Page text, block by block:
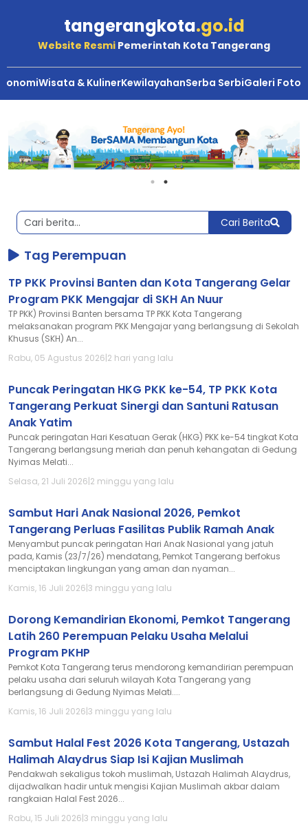
tangerangkota.go.id
Website Resmi Pemerintah Kota Tangerang
Wisata & KulinerKewilayahanSerba SerbiGaleri Foto
Kota
Tangerang
Cari Berita
Tag Perempuan
TP PKK Provinsi Banten dan Kota Tangerang Gelar
Program PKK Mengajar di SKH An Nuur
TP PKK) Provinsi Banten bersama TP PKK Kota Tangerang
melaksanakan program PKK Mengajar yang berlangsung di Sekolah
Khusus (SKH) An...
Rabu, 05 Agustus 2026|2 hari yang lalu
Puncak Peringatan HKG PKK ke-54, TP PKK Kota
Tangerang Perkuat Sinergi dan Santuni Ratusan
Anak Yatim
Puncak peringatan Hari Kesatuan Gerak (HKG) PKK ke-54 tingkat Kota
Tangerang berlangsung meriah dan penuh kehangatan di Gedung
Nyimas Melati...
Selasa, 21 Juli 2026|2 minggu yang lalu
Sambut Hari Anak Nasional 2026, Pemkot
Tangerang Perluas Fasilitas Publik Ramah Anak
Menyambut puncak peringatan Hari Anak Nasional yang jatuh
pada, Kamis (23/7/26) mendatang, Pemkot Tangerang berfokus
menciptakan lingkungan yang aman dan nyaman...
Kamis, 16 Juli 2026|3 minggu yang lalu
Dorong Kemandirian Ekonomi, Pemkot Tangerang
Latih 260 Perempuan Pelaku Usaha Melalui
Program PKHP
Pemkot Kota Tangerang terus mendorong kemandirian perempuan
pelaku usaha dari seluruh wilayah Kota Tangerang yang
berlangsung di Gedung Nyimas Melati....
Kamis, 16 Juli 2026|3 minggu yang lalu
Sambut Halal Fest 2026 Kota Tangerang, Ustazah
Halimah Alaydrus Siap Isi Kajian Muslimah
Pendakwah sekaligus tokoh muslimah, Ustazah Halimah Alaydrus,
dijadwalkan hadir untuk mengisi Kajian Muslimah akbar dalam
rangkaian Halal Fest 2026...
Rabu, 15 Juli 2026|3 minggu yang lalu